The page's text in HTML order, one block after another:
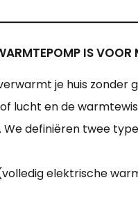
IS VOOR
je huis zonder
lucht en de
definiëren twee
elektrische